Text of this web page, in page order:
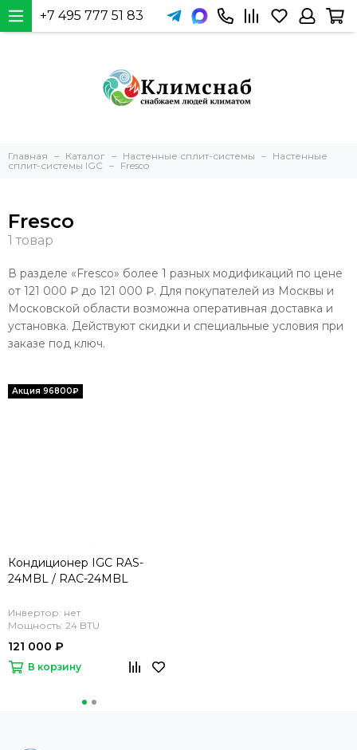
+7 495 777 51 83
Главная Каталог Настенные сплит-системы
Настенные
сплит-системы IGC
Fresco
Fresco
В разделе «Fresco» более 1 разных модификаций по цене
от 121 000 ₽ до 121 000 ₽. Для покупателей из Москвы и
Московской области возможна оперативная доставка и
установка. Действуют скидки и специальные условия при
заказе под ключ.
Кондиционер IGC RAS-
24MBL / RAC-24MBL
Инвертор: нет
Мощность: 24 BTU
121 000 ₽
В корзину